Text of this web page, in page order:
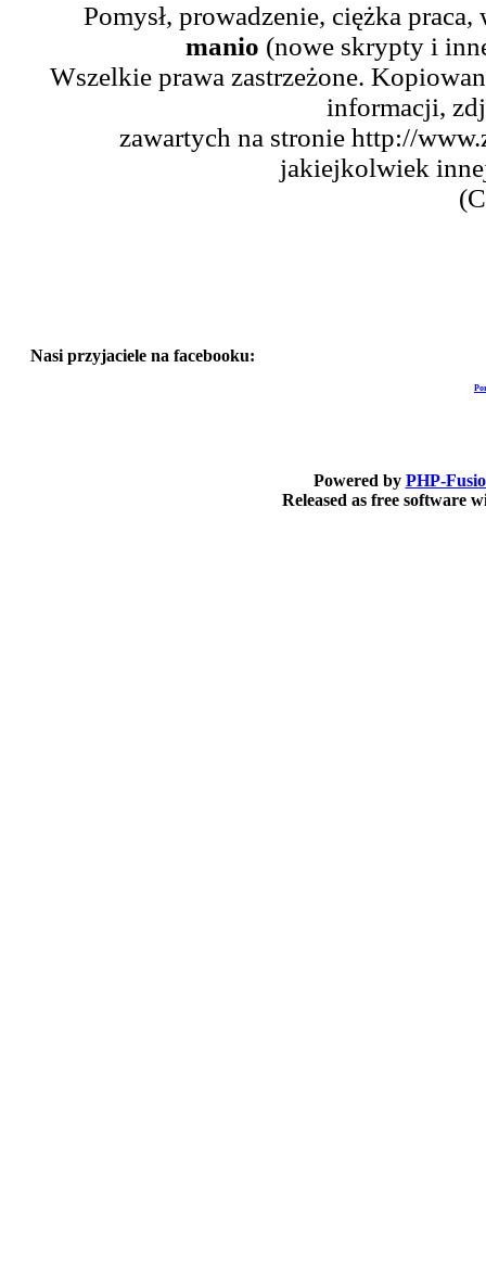
Pomysł, prowadzenie, ciężka
manio (nowe skrypty i
Wszelkie prawa zastrzeżone.
informacji,
zawartych na stronie http://
jakiejkolwiek
Nasi przyjaciele na facebooku:
Powered by PHP-
Released as free software